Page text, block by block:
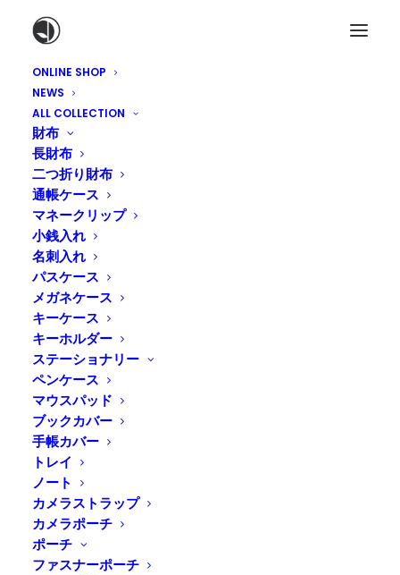
ONLINE SHOP
NEWS
ALL COLLECTION
財布
長財布
二つ折り財布
通帳ケース
マネークリップ
小銭入れ
名刺入れ
パスケース
メガネケース
キーケース
キーホルダー
ステーショナリー
ペンケース
マウスパッド
ブックカバー
手帳カバー
トレイ
ノート
カメラストラップ
カメラポーチ
ポーチ
ファスナーポーチ